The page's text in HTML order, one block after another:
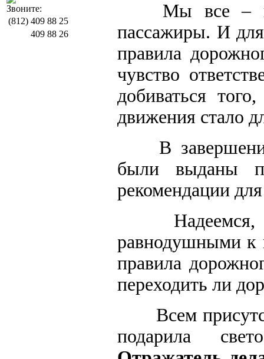
Звоните:
(812) 409 88 25
409 88 26
Мы все –
пассажиры. И
правила
чувство
добиваться
движения стало
В
были выданы
рекомендации
равнодушными к
правила
переходить ли
Всем
подарила